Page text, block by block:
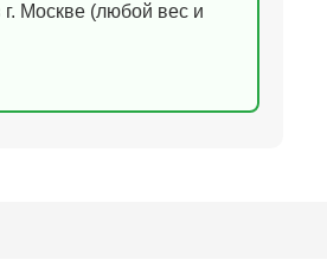
Москве (любой вес и